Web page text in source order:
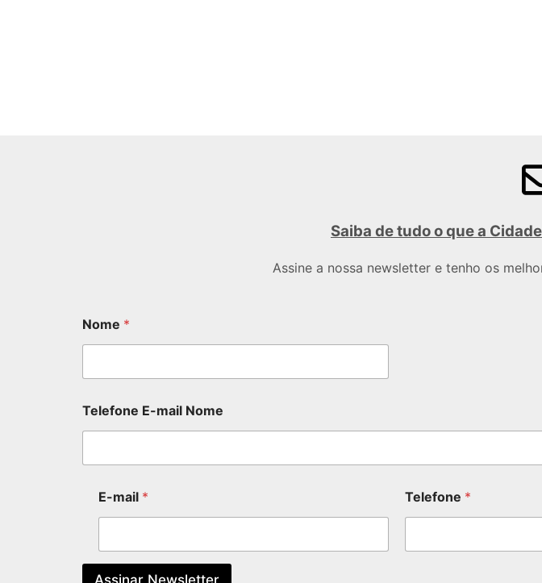
Saiba de tudo o que a
Assine a nossa newsletter e tenho os
Nome *
Telefone E-mail Nome
E-mail * Telefone *